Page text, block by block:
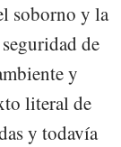
soborno y la
de
y
literal de
y todavía